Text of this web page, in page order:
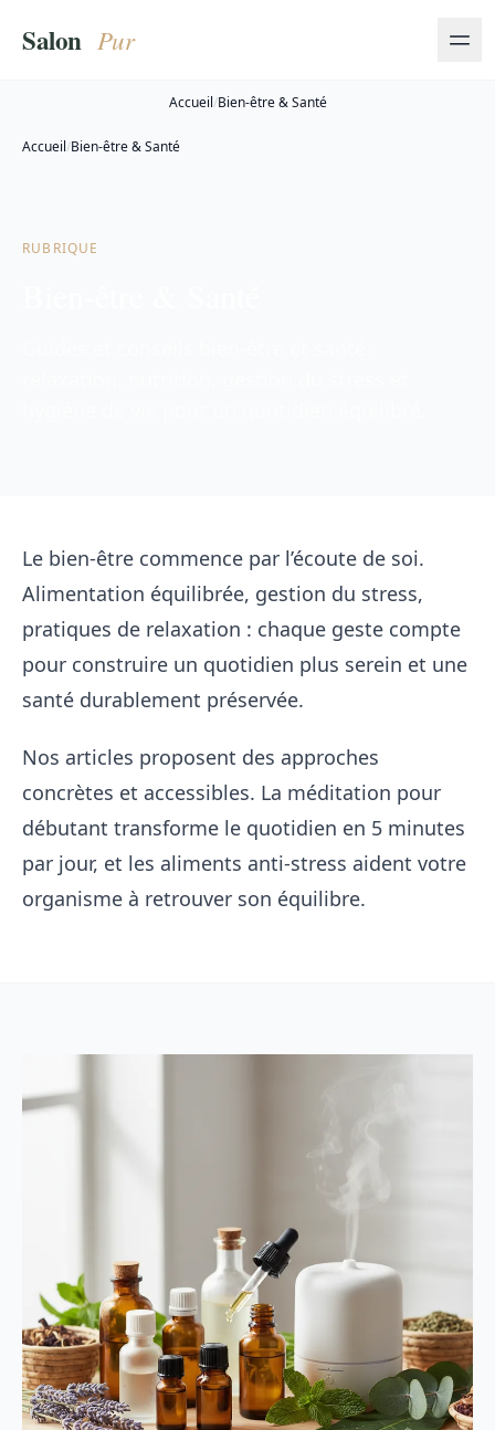
Accueil/Bien-être & Santé
Accueil/Bien-être & Santé
RUBRIQUE
Le bien-être commence par l’écoute de soi.
Alimentation équilibrée, gestion du stress,
pratiques de relaxation : chaque geste compte
pour construire un quotidien plus serein et une
santé durablement préservée.
Nos articles proposent des approches
concrètes et accessibles. La méditation pour
débutant transforme le quotidien en 5 minutes
par jour, et les aliments anti-stress aident votre
organisme à retrouver son équilibre.